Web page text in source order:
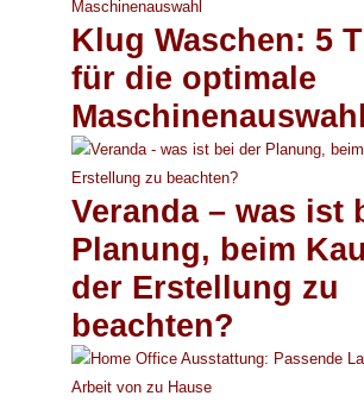
Klug Waschen: 5
für die optimale
Maschinenauswahl
Veranda – was ist
Planung, beim
der Erstellung zu
beachten?